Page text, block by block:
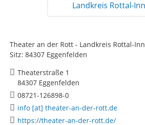
Theater an der Rott - Landkreis Rottal-Inn
Sitz: 84307 Eggenfelden
Theaterstraße 1
84307 Eggenfelden
08721-126898-0
info [at] theater-an-der-rott.de
https://theater-an-der-rott.de/